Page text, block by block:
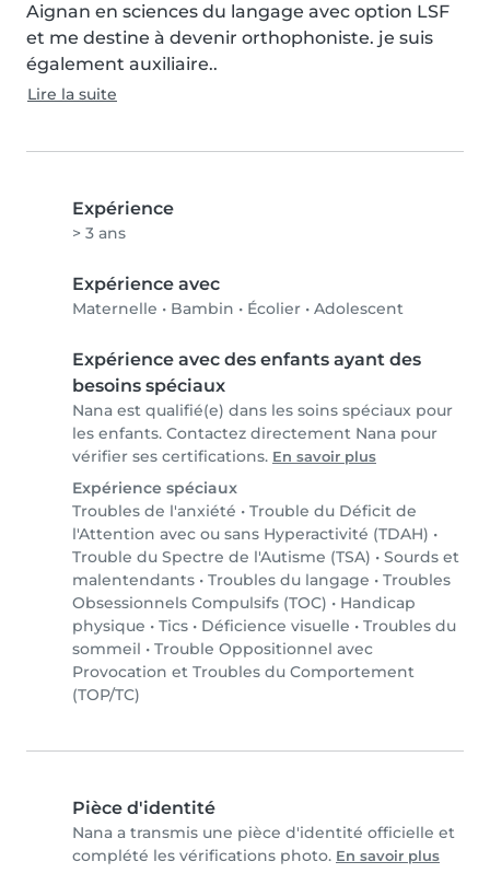
Aignan en sciences du langage avec option LSF
et me destine à devenir orthophoniste. je suis
également auxiliaire..
Lire la suite
Expérience
> 3 ans
Expérience avec
Maternelle • Bambin • Écolier • Adolescent
Expérience avec des enfants ayant des
besoins spéciaux
Nana est qualifié(e) dans les soins spéciaux pour
les enfants. Contactez directement Nana pour
vérifier ses certifications. En savoir plus
Expérience spéciaux
Troubles de l'anxiété • Trouble du Déficit de
l'Attention avec ou sans Hyperactivité (TDAH) •
Trouble du Spectre de l'Autisme (TSA) • Sourds et
malentendants • Troubles du langage • Troubles
Obsessionnels Compulsifs (TOC) • Handicap
physique • Tics • Déficience visuelle • Troubles du
sommeil • Trouble Oppositionnel avec
Provocation et Troubles du Comportement
(TOP/TC)
Pièce d'identité
Nana a transmis une pièce d'identité officielle et
complété les vérifications photo. En savoir plus